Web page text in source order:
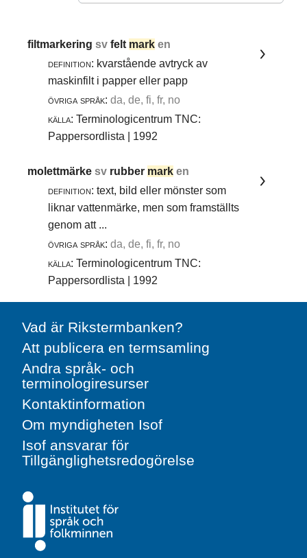
filtmarkeringsvfelt mark en
definition: kvarstående avtryck av
maskinfilt i papper eller papp
övriga språk: da, de, fi, fr, no
källa: Terminologicentrum TNC:
Pappersordlista | 1992
molettmärkesv rubber mark en
definition: text, bild eller mönster som
liknar vattenmärke, men som framställts
genom att ...
övriga språk: da, de, fi, fr, no
källa: Terminologicentrum TNC:
Pappersordlista | 1992
Vad är Rikstermbanken?
Att publicera en termsamling
Andra språk- och
terminologiresurser
Kontaktinformation
Om myndigheten Isof
Isof ansvarar för
Tillgänglighetsredogörelse